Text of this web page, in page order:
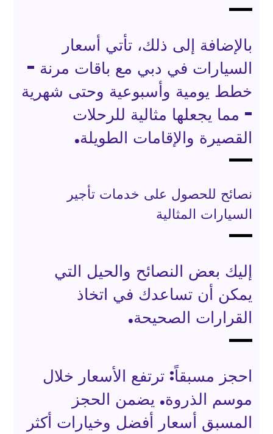
بالإضافة إلى ذلك، تأتي أسعار
السيارات في دبي مع باقات مرنة -
خطط يومية وأسبوعية وحتى شهرية
- مما يجعلها مثالية للرحلات
القصيرة والإقامات الطويلة.
نصائح للحصول على خدمات تأجير
السيارات المثالية
إليك بعض النصائح والحيل التي
يمكن أن تساعدك في اتخاذ
القرارات الصحيحة.
احجز مسبقاً: ترتفع الأسعار خلال
موسم الذروة. يضمن الحجز
المسبق أسعار أفضل وخيارات أكثر